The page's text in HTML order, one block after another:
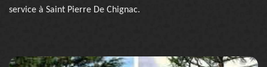
service à Saint Pierre De Chignac.